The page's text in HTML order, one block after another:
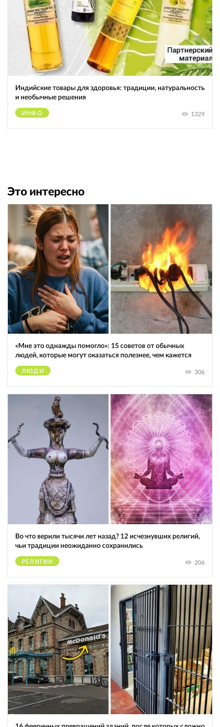
Индийские товары для здоровья: традиции, натуральность
и необычные решения
ИНФО 1329
Это интересно
«Мне это однажды помогло»: 15 советов от обычных
людей, которые могут оказаться полезнее, чем кажется
ЛЮДИ 306
Во что верили тысячи лет назад? 12 исчезнувших религий,
чьи традиции неожиданно сохранились
РЕЛИГИИ 206